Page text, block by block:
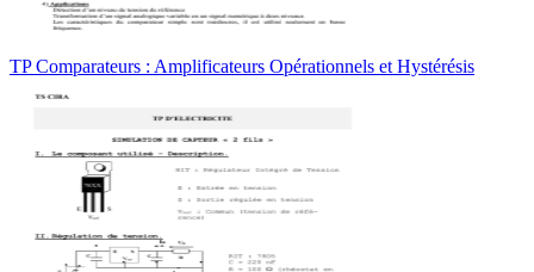
TP Comparateurs : Amplificateurs Opérationnels et Hystérésis